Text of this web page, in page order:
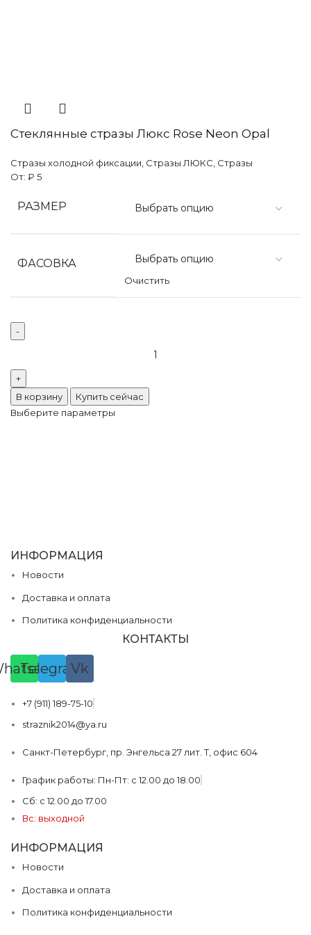
Стеклянные стразы Люкс Rose Neon Opal
Стразы холодной фиксации Стразы ЛЮКС Стразы
От: ₽ 5
РАЗМЕР
ФАСОВКА
Очистить
Стеклянные
стразы
Люкс
Rose
В корзину
Купить сейчас
Выберите параметры
ИНФОРМАЦИЯ
Новости
Доставка и оплата
Политика конфиденциальности
КОНТАКТЫ
Telegram
Vk
+7 (911) 189-75-10
straznik2014@ya.ru
Санкт-Петербург, пр. Энгельса 27 лит. Т, офис 604
График работы: Пн-Пт: с 12.00 до 18.00
Сб: с 12.00 до 17.00
Вс: выходной
ИНФОРМАЦИЯ
Новости
Доставка и оплата
Политика конфиденциальности